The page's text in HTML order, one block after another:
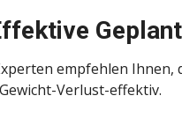
empfehlen
Verlust-effektiv.